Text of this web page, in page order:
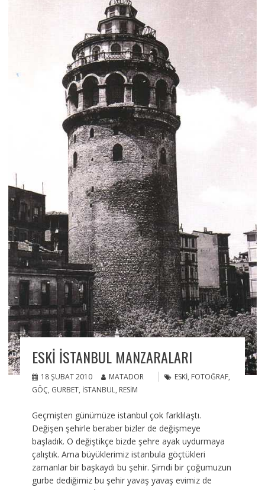
ESKI İSTANBUL MANZARALARI
18 ŞUBAT 2010 MATADOR ESKI, FOTOĞRAF,
GÖÇ, GURBET, İSTANBUL, RESIM
Geçmişten günümüze istanbul çok farklılaştı.
Değişen şehirle beraber bizler de değişmeye
başladık. O değiştikçe bizde şehre ayak uydurmaya
çalıştık. Ama büyüklerimiz istanbula göçtükleri
zamanlar bir başkaydı bu şehir. Şimdi bir çoğumuzun
gurbe dediğimiz bu şehir yavaş yavaş evimiz de